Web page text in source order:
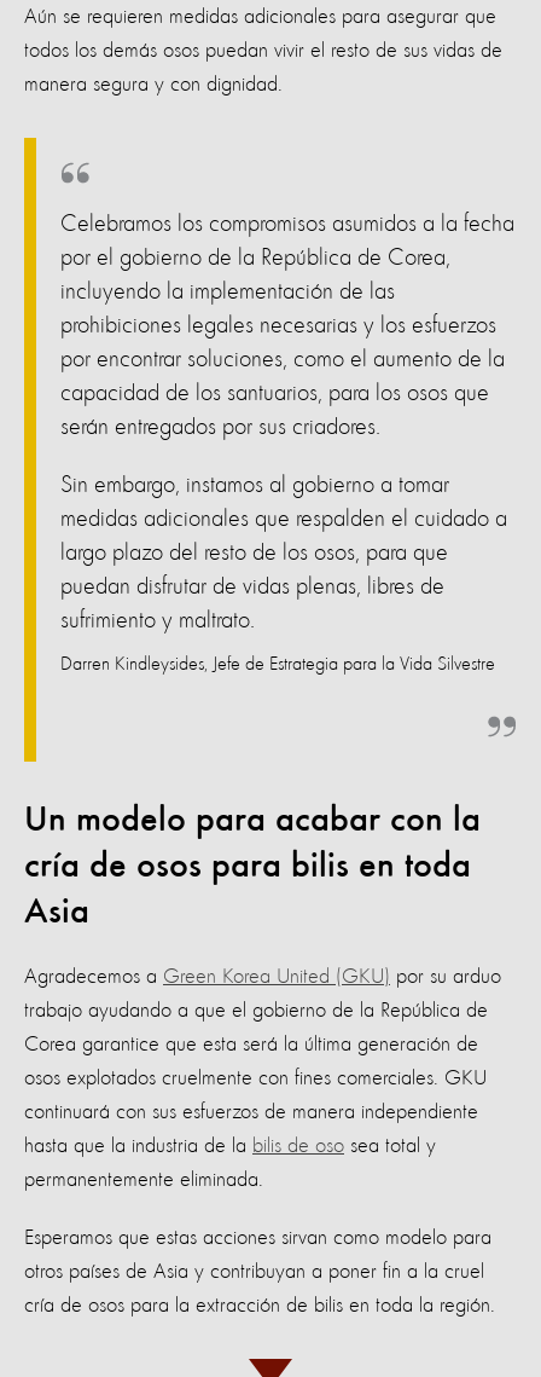
Aún se requieren medidas adicionales para asegurar que
todos los demás osos puedan vivir el resto de sus vidas de
manera segura y con dignidad.
Celebramos los compromisos asumidos a la fecha
por el gobierno de la República de Corea,
incluyendo la implementación de las
prohibiciones legales necesarias y los esfuerzos
por encontrar soluciones, como el aumento de la
capacidad de los santuarios, para los osos que
serán entregados por sus criadores.
Sin embargo, instamos al gobierno a tomar
medidas adicionales que respalden el cuidado a
largo plazo del resto de los osos, para que
puedan disfrutar de vidas plenas, libres de
sufrimiento y maltrato.
Darren Kindleysides, Jefe de Estrategia para la Vida Silvestre
Un modelo para acabar con la
cría de osos para bilis en toda
Asia
Agradecemos a Green Korea United (GKU) por su arduo
trabajo ayudando a que el gobierno de la República de
Corea garantice que esta será la última generación de
osos explotados cruelmente con fines comerciales. GKU
continuará con sus esfuerzos de manera independiente
hasta que la industria de la bilis de oso sea total y
permanentemente eliminada.
Esperamos que estas acciones sirvan como modelo para
otros países de Asia y contribuyan a poner fin a la cruel
cría de osos para la extracción de bilis en toda la región.